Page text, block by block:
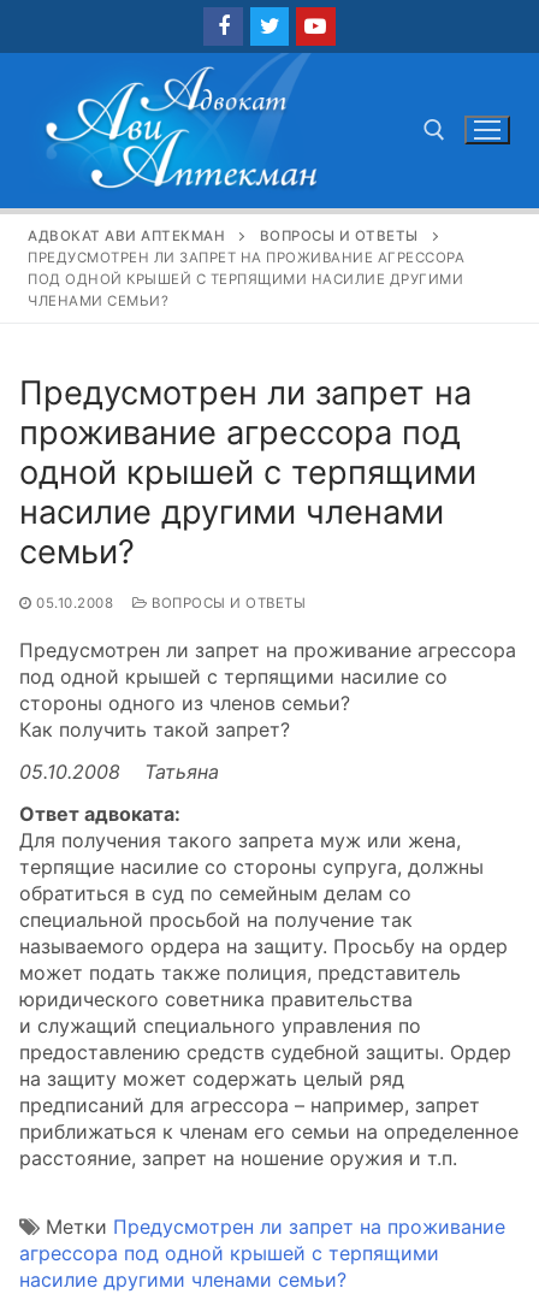
Найти:
АДВОКАТ АВИ АПТЕКМАН
ВОПРОСЫ И ОТВЕТЫ
ПРЕДУСМОТРЕН ЛИ ЗАПРЕТ НА ПРОЖИВАНИЕ АГРЕССОРА
ПОД ОДНОЙ КРЫШЕЙ С ТЕРПЯЩИМИ НАСИЛИЕ ДРУГИМИ
ЧЛЕНАМИ СЕМЬИ?
Предусмотрен ли запрет на
проживание агрессора под
одной крышей с терпящими
насилие другими членами
семьи?
05.10.2008 ВОПРОСЫ И ОТВЕТЫ
Предусмотрен ли запрет на проживание агрессора
под одной крышей с терпящими насилие со
стороны одного из членов семьи?
Как получить такой запрет?
05.10.2008 Татьяна
Ответ адвоката:
Для получения такого запрета муж или жена,
терпящие насилие со стороны супруга, должны
обратиться в суд по семейным делам со
специальной просьбой на получение так
называемого ордера на защиту. Просьбу на ордер
может подать также полиция, представитель
юридического советника правительства
и служащий специального управления по
предоставлению средств судебной защиты. Ордер
на защиту может содержать целый ряд
предписаний для агрессора – например, запрет
приближаться к членам его семьи на определенное
расстояние, запрет на ношение оружия и т.п.
Метки Предусмотрен ли запрет на проживание
агрессора под одной крышей с терпящими
насилие другими членами семьи?